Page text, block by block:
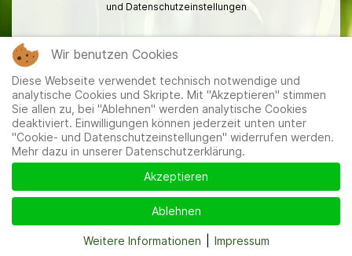
und Datenschutzeinstellungen
Wir benutzen Cookies
Diese Webseite verwendet technisch notwendige und
analytische Cookies und Skripte. Mit "Akzeptieren" stimmen
Sie allen zu, bei "Ablehnen" werden analytische Cookies
deaktiviert. Einwilligungen können jederzeit unten unter
"Cookie- und Datenschutzeinstellungen" widerrufen werden.
Mehr dazu in unserer Datenschutzerklärung.
Akzeptieren
Ablehnen
Weitere Informationen Impressum